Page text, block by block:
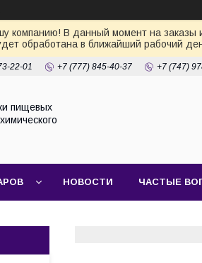
компанию! В данный момент на заказы
обработана в ближайший рабочий
22-01 +7 (777) 845-40-37 +7 (747)
пищевых
НОВОСТИ ЧАСТЫЕ